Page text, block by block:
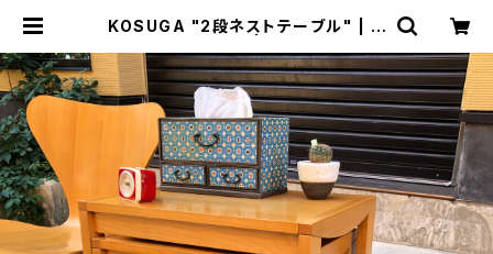
KOSUGA "2段ネストテーブル" | ト
リサイクルショップ・古着